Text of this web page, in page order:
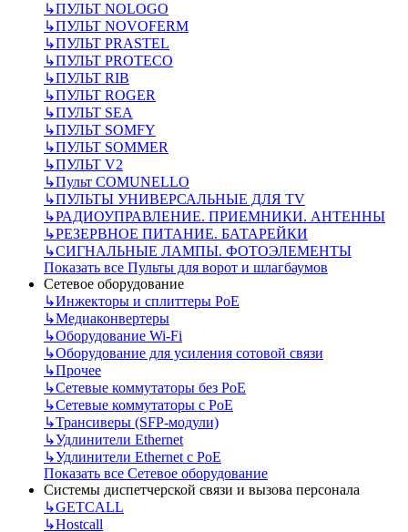
↳ПУЛЬТ NOLOGO
↳ПУЛЬТ NOVOFERM
↳ПУЛЬТ PRASTEL
↳ПУЛЬТ PROTECO
↳ПУЛЬТ RIB
↳ПУЛЬТ ROGER
↳ПУЛЬТ SEA
↳ПУЛЬТ SOMFY
↳ПУЛЬТ SOMMER
↳ПУЛЬТ V2
↳Пульт СOMUNELLO
↳ПУЛЬТЫ УНИВЕРСАЛЬНЫЕ ДЛЯ TV
↳РАДИОУПРАВЛЕНИЕ. ПРИЕМНИКИ. АНТЕННЫ
↳РЕЗЕРВНОЕ ПИТАНИЕ. БАТАРЕЙКИ
↳СИГНАЛЬНЫЕ ЛАМПЫ. ФОТОЭЛЕМЕНТЫ
Показать все Пульты для ворот и шлагбаумов
Сетевое оборудование
↳Инжекторы и сплиттеры РоЕ
↳Медиаконвертеры
↳Оборудование Wi-Fi
↳Оборудование для усиления сотовой связи
↳Прочее
↳Сетевые коммутаторы без РоЕ
↳Сетевые коммутаторы с РоЕ
↳Трансиверы (SFP-модули)
↳Удлинители Ethernet
↳Удлинители Ethernet с PoE
Показать все Сетевое оборудование
Системы диспетчерской связи и вызова персонала
↳GETCALL
↳Hostcall